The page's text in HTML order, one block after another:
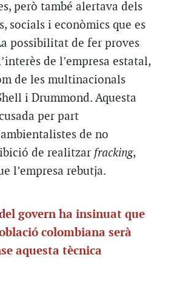
però també alertava dels
socials i econòmics que es
possibilitat de fer proves
de l’empresa estatal,
de les multinacionals
i Drummond. Aquesta
per part
de no
de realitzar fracking,
l’empresa rebutja.
govern ha insinuat que
colombiana serà
aquesta tècnica